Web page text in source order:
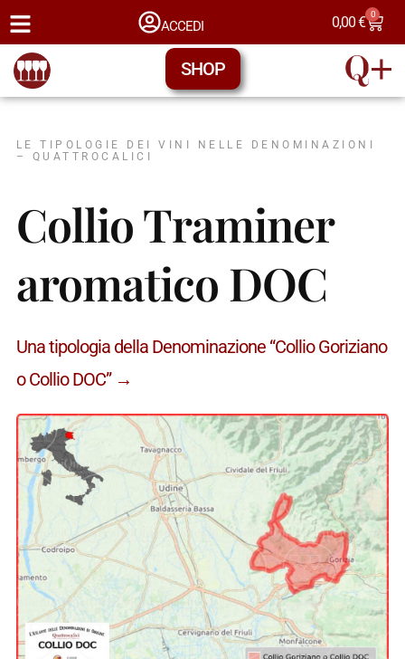
ACCEDI 0,00€ 0
SHOP
LE TIPOLOGIE DEI VINI NELLE DENOMINAZIONI
– QUATTROCALICI
Collio Traminer
aromatico DOC
Una tipologia della Denominazione “Collio Goriziano
o Collio DOC” →